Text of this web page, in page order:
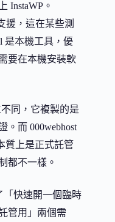
InstaWP。
援，這在某些測
是本機工具，優
要在本機安裝軟
同，它複製的是
。而 000webhost
質上是正式託管
都不一樣。
「快速開一個臨時
管用」兩個需